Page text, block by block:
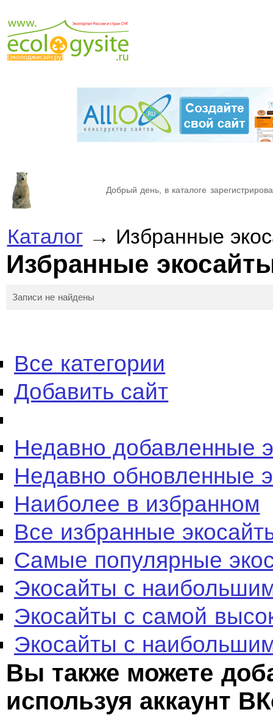
Добрый день, в каталоге
Каталог→ Избранные
Избранные
Записи не найдены
Все категории
Добавить сайт
Недавно добавленные
Недавно обновленные
Наиболее в избранном
Все избранные
Самые популярные
Экосайты с
Экосайты с самой
Экосайты с
Вы также можете
используя аккаунт